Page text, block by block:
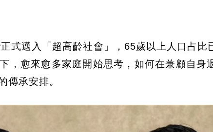
式邁入「超高齡社會」，65歲以上人口占比
，愈來愈多家庭開始思考，如何在兼顧自身
傳承安排。